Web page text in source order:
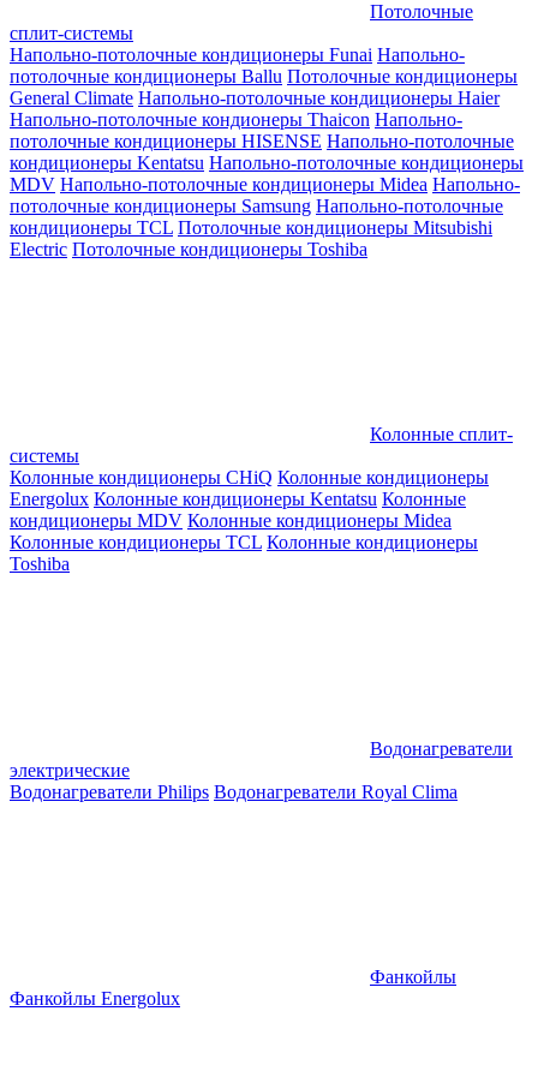
Потолочные
сплит-системы
Напольно-потолочные кондиционеры Funai Напольно-
потолочные кондиционеры Ballu Потолочные кондиционеры
General Climate Напольно-потолочные кондиционеры Haier
Напольно-потолочные кондионеры Thaicon Напольно-
потолочные кондиционеры HISENSE Напольно-потолочные
кондиционеры Kentatsu Напольно-потолочные кондиционеры
MDV Напольно-потолочные кондиционеры Midea Напольно-
потолочные кондиционеры Samsung Напольно-потолочные
кондиционеры TCL Потолочные кондиционеры Mitsubishi
Electric Потолочные кондиционеры Toshiba
Колонные сплит-
системы
Колонные кондиционеры CHiQ Колонные кондиционеры
Energolux Колонные кондиционеры Kentatsu Колонные
кондиционеры MDV Колонные кондиционеры Midea
Колонные кондиционеры TCL Колонные кондиционеры
Toshiba
Водонагреватели
электрические
Водонагреватели Philips Водонагреватели Royal Clima
Фанкойлы
Фанкойлы Energolux